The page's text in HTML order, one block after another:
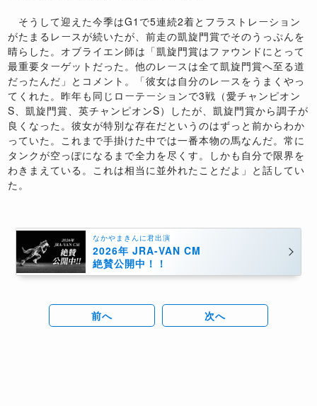
そうして迎えた今季はG1で5連続2着とフラストレーション
がたまるレースが続いたが、前走の凱旋門賞でそのうっぷんを
晴らした。オブライエン師は「凱旋門賞はファウンドにとって
最重要ターゲットだった。他のレースは全て凱旋門賞へ至る道
だったんだ」とコメント。「彼女は自分のレースをうまくやっ
てくれた。昨年も同じローテーションで3戦（愛チャンピオン
S、凱旋門賞、英チャンピオンS）したが、凱旋門賞から調子が
良くなった。彼女が特別な存在だというのはずっと前からわか
っていた。これまで手掛けた中では一番本物の馬なんだ。常に
タンクが空っぽになるまで全力を尽くす。しかも自分で限界を
わきまえている。これは相当に並外れたことだよ」と話してい
た。
なかやまきんに君出演
2026年 JRA-VAN CM
絶賛公開中！！
前へ 次へ